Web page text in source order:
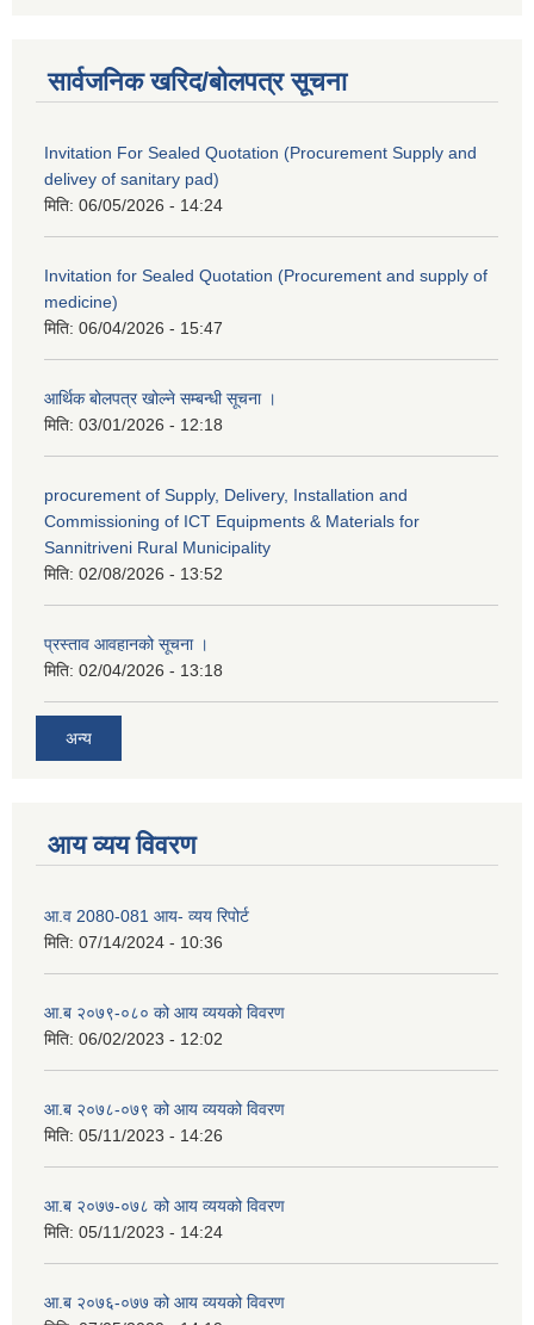
सार्वजनिक खरिद/बोलपत्र सूचना
Invitation For Sealed Quotation (Procurement Supply and
delivey of sanitary pad)
मिति: 06/05/2026 - 14:24
Invitation for Sealed Quotation (Procurement and supply of
medicine)
मिति: 06/04/2026 - 15:47
आर्थिक बोलपत्र खोल्ने सम्बन्धी सूचना ।
मिति: 03/01/2026 - 12:18
procurement of Supply, Delivery, Installation and
Commissioning of ICT Equipments & Materials for
Sannitriveni Rural Municipality
मिति: 02/08/2026 - 13:52
प्रस्ताव आवहानको सूचना ।
मिति: 02/04/2026 - 13:18
अन्य
आय व्यय विवरण
आ.व 2080-081 आय- व्यय रिपोर्ट
मिति: 07/14/2024 - 10:36
आ.ब २०७९-०८० को आय व्ययको विवरण
मिति: 06/02/2023 - 12:02
आ.ब २०७८-०७९ को आय व्ययको विवरण
मिति: 05/11/2023 - 14:26
आ.ब २०७७-०७८ को आय व्ययको विवरण
मिति: 05/11/2023 - 14:24
आ.ब २०७६-०७७ को आय व्ययको विवरण